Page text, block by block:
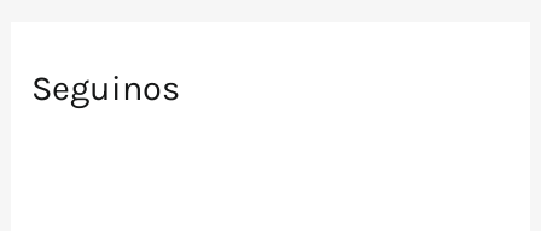
Seguinos